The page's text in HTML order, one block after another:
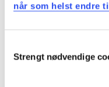
når som helst endre
Selection
Strengt nødvendige
Kull Hausten 2022
Kull Hausten 2020